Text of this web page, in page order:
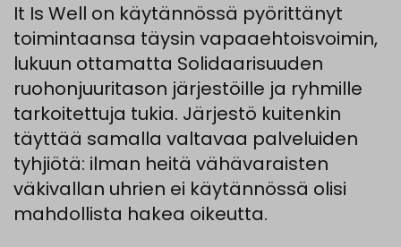
It Is Well on käytännössä pyörittänyt
toimintaansa täysin vapaaehtoisvoimin,
lukuun ottamatta Solidaarisuuden
ruohonjuuritason järjestöille ja ryhmille
tarkoitettuja tukia. Järjestö kuitenkin
täyttää samalla valtavaa palveluiden
tyhjiötä: ilman heitä vähävaraisten
väkivallan uhrien ei käytännössä olisi
mahdollista hakea oikeutta.